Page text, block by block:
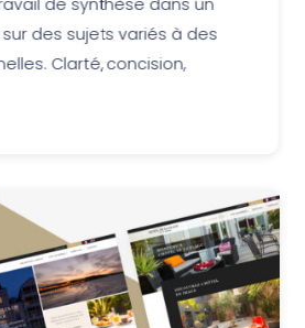
des sujets variés à des
Clarté, concision,